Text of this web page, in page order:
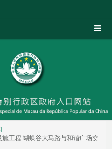
工程 蝴蝶谷大马路与和谐广场交